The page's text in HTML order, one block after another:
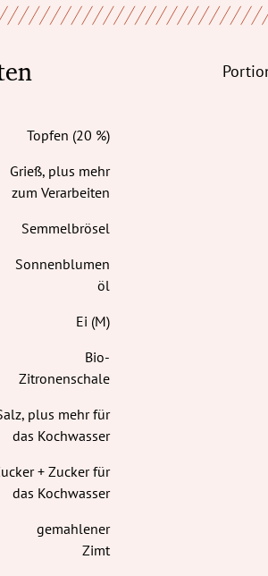
Topfen (20 %)
Grieß, plus mehr
zum Verarbeiten
Semmelbrösel
Sonnenblumen
öl
Ei (M)
Bio-
Zitronenschale
plus mehr für
das Kochwasser
+ Zucker für
das Kochwasser
gemahlener
Zimt